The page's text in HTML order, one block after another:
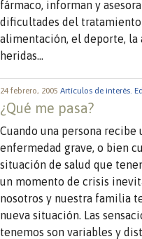
fármaco, informan y
dificultades del
alimentación, el deporte, la
heridas…
24 febrero, 2005 Artículos de interés.
¿Qué me pasa?
Cuando una persona
enfermedad grave, o bien
situación de salud que
un momento de crisis
nosotros y nuestra familia
nueva situación. Las
tenemos son variables y